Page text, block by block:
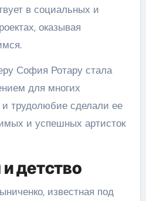
в социальных и
оказывая
София Ротару стала
для многих
и трудолюбие сделали ее
и успешных артисток
детство
известная под